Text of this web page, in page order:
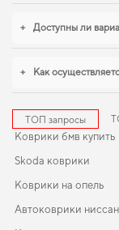
+ Доступны ли
+ Как
ТОП запросы
Коврики бмв купить
Skoda коврики
Коврики на опель
Автоковрики ниссан